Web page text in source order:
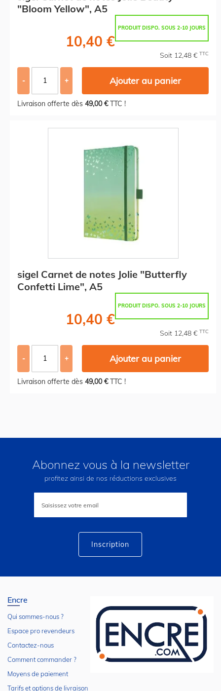
"Bloom Yellow", A5
PRODUIT DISPO. SOUS 2-10 JOURS
10,40 €
Soit 12,48 € TTC
- + Ajouter au panier
Livraison offerte dès 49,00 €TTC !
sigel Carnet de notes Jolie "Butterfly
Confetti Lime", A5
PRODUIT DISPO. SOUS 2-10 JOURS
10,40 €
Soit 12,48 € TTC
- + Ajouter au panier
Livraison offerte dès 49,00 €TTC !
Abonnez vous à la newsletter
profitez ainsi de nos réductions exclusives
lettre
Inscription
Encre
Qui sommes-nous ?
Espace pro revendeurs
Contactez-nous
Comment commander ?
Moyens de paiement
Tarifs et options de livraison